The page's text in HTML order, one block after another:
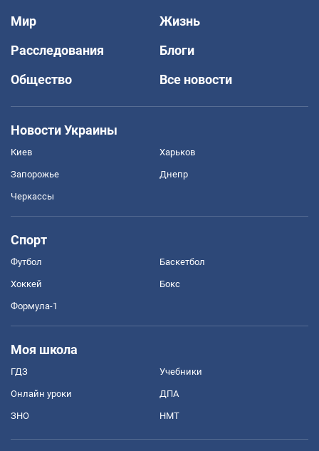
Мир
Жизнь
Расследования
Блоги
Общество
Все новости
Новости Украины
Киев Харьков
Запорожье Днепр
Черкассы
Спорт
Футбол Баскетбол
Хоккей Бокс
Формула-1
Моя школа
ГДЗ Учебники
Онлайн уроки ДПА
ЗНО НМТ